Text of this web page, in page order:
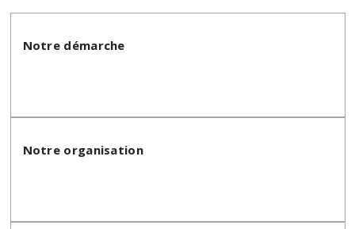
Notre démarche
Notre organisation